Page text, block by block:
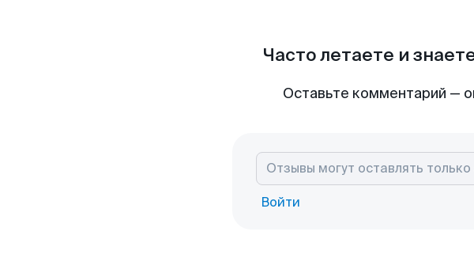
Часто летаете и
Оставьте комментарий —
Войти